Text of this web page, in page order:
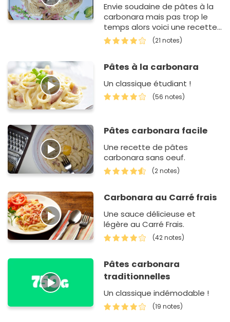
Envie soudaine de pâtes à la
carbonara mais pas trop le
temps alors voici une recette
simple et rapide mais aussi
très bonne !
(21 notes)
Pâtes à la carbonara
Un classique étudiant !
(56 notes)
Pâtes carbonara facile
Une recette de pâtes
carbonara sans oeuf.
(2 notes)
Carbonara au Carré frais
Une sauce délicieuse et
légère au Carré Frais.
(42 notes)
Pâtes carbonara
traditionnelles
Un classique indémodable !
(19 notes)